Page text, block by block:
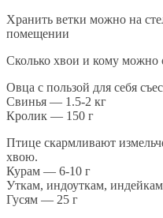
Хранить ветки можно на
помещении
Сколько хвои и кому можно
Овца с пользой для себя
Свинья — 1.5-2 кг
Кролик — 150 г
Птице скармливают
хвою.
Курам — 6-10 г
Уткам, индоуткам,
Гусям — 25 г